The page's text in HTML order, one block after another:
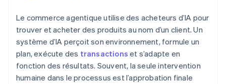
Le commerce agentique utilise des acheteurs d’IA pour
trouver et acheter des produits au nom d’un client. Un
système d’IA perçoit son environnement, formule un
plan, exécute des transactions et s’adapte en
fonction des résultats. Souvent, la seule intervention
humaine dans le processus est l’approbation finale